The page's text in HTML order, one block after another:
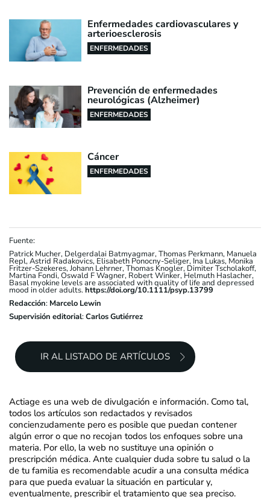
Enfermedades cardiovasculares y
arterioesclerosis
ENFERMEDADES
Prevención de enfermedades
neurológicas (Alzheimer)
ENFERMEDADES
Cáncer
ENFERMEDADES
Fuente:
Patrick Mucher, Delgerdalai Batmyagmar, Thomas Perkmann, Manuela
Repl, Astrid Radakovics, Elisabeth Ponocny-Seliger, Ina Lukas, Monika
Fritzer-Szekeres, Johann Lehrner, Thomas Knogler, Dimiter Tscholakoff,
Martina Fondi, Oswald F Wagner, Robert Winker, Helmuth Haslacher,
Basal myokine levels are associated with quality of life and depressed
mood in older adults.https://doi.org/10.1111/psyp.13799
Redacción: Marcelo Lewin
Supervisión editorial:Carlos Gutiérrez
IR AL LISTADO DE ARTÍCULOS
Actiage es una web de divulgación e información. Como tal,
todos los artículos son redactados y revisados
concienzudamente pero es posible que puedan contener
algún error o que no recojan todos los enfoques sobre una
materia. Por ello, la web no sustituye una opinión o
prescripción médica. Ante cualquier duda sobre tu salud o la
de tu familia es recomendable acudir a una consulta médica
para que pueda evaluar la situación en particular y,
eventualmente, prescribir el tratamiento que sea preciso.